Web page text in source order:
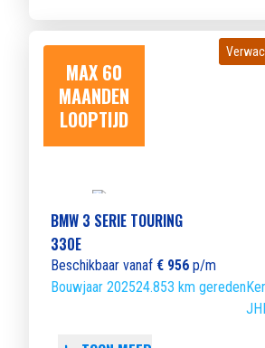
MAX 60
MAANDEN
LOOPTIJD
BMW 3 SERIE TOURING
330E
Beschikbaar vanaf € 956 p/m
Bouwjaar 202524.853 km gereden